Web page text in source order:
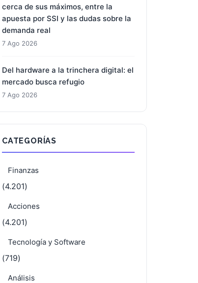
cerca de sus máximos, entre la
apuesta por SSI y las dudas sobre la
demanda real
7 Ago 2026
Del hardware a la trinchera digital: el
mercado busca refugio
7 Ago 2026
CATEGORÍAS
Finanzas
(4.201)
Acciones
(4.201)
Tecnología y Software
(719)
Análisis